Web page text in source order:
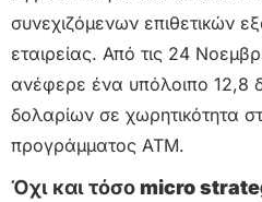
συνεχιζόμενων επιθετικών
εταιρείας. Από τις 24
ανέφερε ένα υπόλοιπο 12,8
δολαρίων σε χωρητικότητα
προγράμματος ATM.
Όχι και τόσο micro